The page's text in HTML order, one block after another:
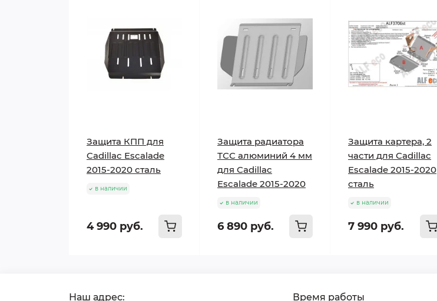
Защита КПП для
Cadillac Escalade
2015-2020 сталь
в наличии
4 990 руб.
Защита радиатора
ТСС алюминий 4 мм
для Cadillac
Escalade 2015-2020
в наличии
6 890 руб.
Защита картера, 2
части для Cadillac
Escalade 2015-2020
сталь
в наличии
7 990 руб.
Наш адрес: Время работы